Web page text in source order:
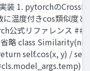
装 1. pytorchの
に温度付きcos類似度
公式リファレンス
略 class
self.cos(x, y) /